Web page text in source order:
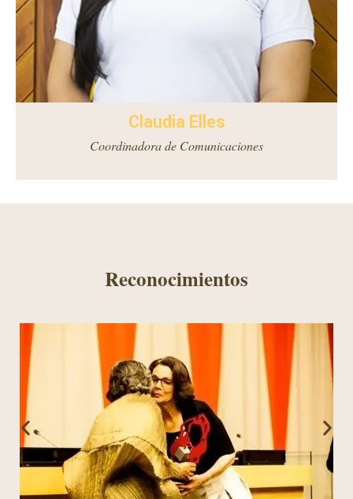
Claudia Elles
Coordinadora de Comunicaciones
Reconocimientos